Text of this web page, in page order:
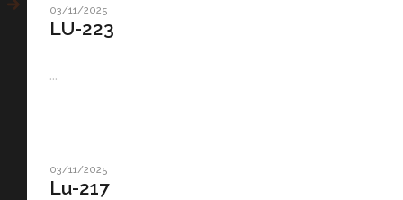
03/11/2025
LU-223
...
03/11/2025
Lu-217